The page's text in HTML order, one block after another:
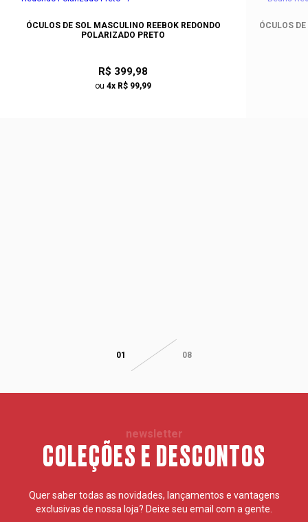
ÓCULOS DE SOL MASCULINO REEBOK REDONDO
POLARIZADO PRETO
R$ 399,98
ou 4x R$ 99,99
ÓCULOS
01 08
newsletter
COLEÇÕES E DESCONTOS
Quer saber todas as novidades, lançamentos e vantagens
exclusivas de nossa loja? Deixe seu email com a gente.